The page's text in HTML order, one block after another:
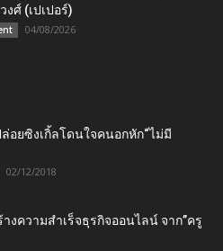
ศ์ (เปเปอร์)
04/08/2026
ล่อยซิงเกิ้ลโดนใจคนอกหัก“ไม่มี
02/12/2018
งความสำเร็จธุรกิจออนไลน์ จาก”ครู